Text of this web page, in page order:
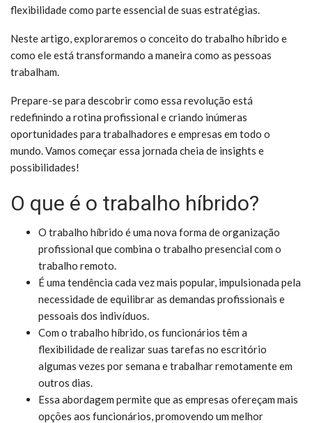
flexibilidade como parte essencial de suas estratégias.
Neste artigo, exploraremos o conceito do trabalho híbrido e
como ele está transformando a maneira como as pessoas
trabalham.
Prepare-se para descobrir como essa revolução está
redefinindo a rotina profissional e criando inúmeras
oportunidades para trabalhadores e empresas em todo o
mundo. Vamos começar essa jornada cheia de insights e
possibilidades!
O que é o trabalho híbrido?
O trabalho híbrido é uma nova forma de organização
profissional que combina o trabalho presencial com o
trabalho remoto.
É uma tendência cada vez mais popular, impulsionada pela
necessidade de equilibrar as demandas profissionais e
pessoais dos indivíduos.
Com o trabalho híbrido, os funcionários têm a
flexibilidade de realizar suas tarefas no escritório
algumas vezes por semana e trabalhar remotamente em
outros dias.
Essa abordagem permite que as empresas ofereçam mais
opções aos funcionários, promovendo um melhor